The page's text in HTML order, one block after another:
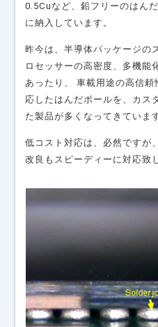
0.5Cuなど、鉛フリーのはん
に納入しています。
昨今は、半導体パッケージの
ロセッサーの高密度、多機能
あったり、 車載用途の高信
応したはんだボールを、カス
た製品が多くなってきていま
低コスト対応は、必然ですが
改良もスピーディーに対応致